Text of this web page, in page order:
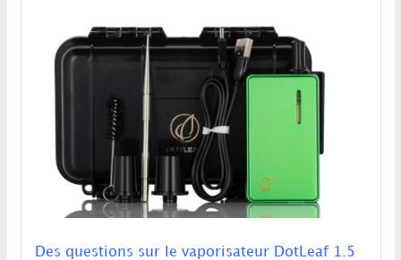
Des questions sur le vaporisateur DotLeaf 1.5